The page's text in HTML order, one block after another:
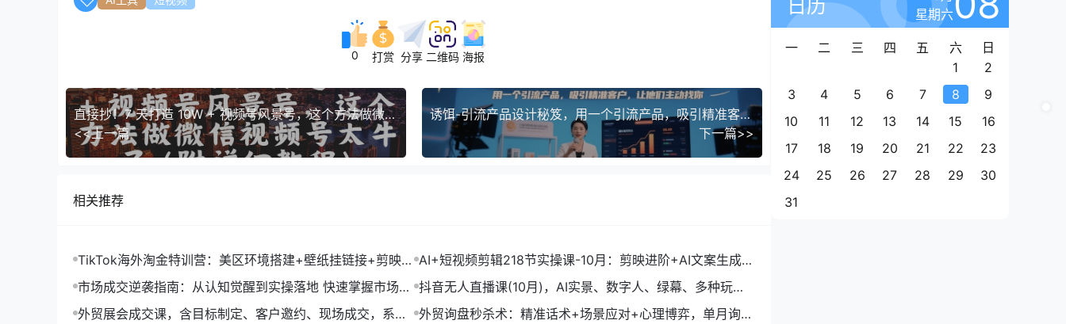
0 打赏 分享 二维码 海报
直接抄！7 天打造 10W + 视频号风景号，这个方法做微信视频号太牛了(附详细教程)
<<上一篇
诱饵-引流产品设计秘笈，用一个引流产品，吸引精准客户，让他们主动找你
下一篇>>
相关推荐
TikTok海外淘金特训营：美区环境搭建+壁纸挂链接+剪映数
字人，月入1.5万
AI+短视频剪辑218节实操课-10月：剪映进阶+AI文案生成
+账号运营，月入2万
市场成交逆袭指南：从认知觉醒到实操落地 快速掌握市场开
拓与成交核心能力
抖音无人直播课(10月)，AI实景、数字人、绿幕、多种玩
法、24小时自动盈利
外贸展会成交课，含目标制定、客户邀约、现场成交，系统
外贸询盘秒杀术：精准话术+场景应对+心理博弈，单月询盘
日历
星期六
一 二 三 四 五 六
日
1
2
3
4 5 6 7 8
9
10
11 12 13 14 15
16
17
18 19 20 21 22
23
24
25 26 27 28 29
30
31